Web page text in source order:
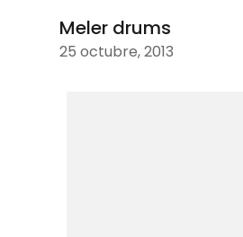
Meler drums
25 octubre, 2013